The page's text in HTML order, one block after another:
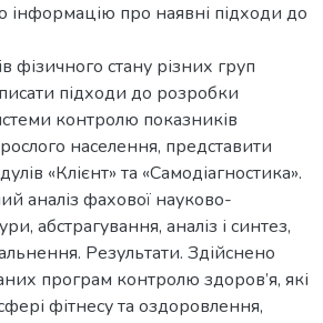
інформацію про наявні підходи до
фізичного стану різних груп
підходи до розробки
контролю показників
населення, представити
«Клієнт» та «Самодіагностика».
аналіз фахової науково-
абстрагування, аналіз і синтез,
Результати. Здійснено
програм контролю здоров’я, які
фітнесу та оздоровлення,